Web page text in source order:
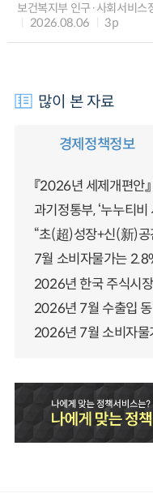
보건복지부 인구·사회서비스
2026.08.06
3p
많이 본 자료
경제정책정보
『2026년 세제개편안
과기정통부, ‘누누티
“초(超)성장+신(新)공
7월 소비자물가는
2026년 한국 주식시
2026년 7월 수출입
2026년 7월 소비자물